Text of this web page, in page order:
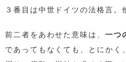
３番目は中世ドイツの法格言。
前二者をあわせた意味は、 一つ
であってもなくても、とにかく